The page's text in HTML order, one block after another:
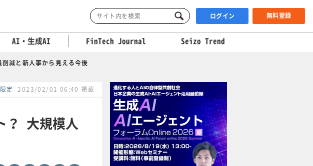
ログイン 無料登録
AI・生成AI FinTech Journal Seizo Trend
減と新人事から見える今後
定 2023/02/01 06:40 掲載
？ 大規模人